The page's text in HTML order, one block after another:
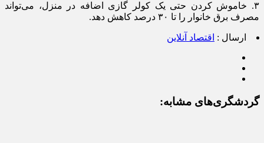
۳. خاموش کردن حتی یک کولر گازی اضافه در منزل، می‌تواند
مصرف برق خانوار را تا ۳۰ درصد کاهش دهد.
ارسال : اقتصاد آنلاین
گردشگری‌های مشابه: